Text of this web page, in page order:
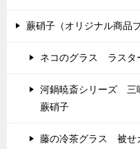
蕨硝子（オリジナル商品
ネコのグラス ラスタ
河鍋暁斎シリーズ
蕨硝子
藤の冷茶グラス 被